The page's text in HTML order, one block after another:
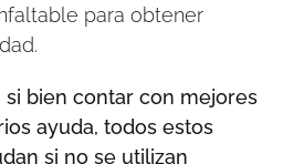
para obtener
si bien contar con mejores
ayuda, todos estos
si no se utilizan